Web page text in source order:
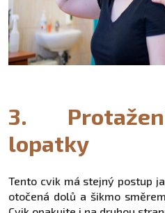
3.
lopatky
Tento cvik má stejný postup
otočená dolů a šikmo